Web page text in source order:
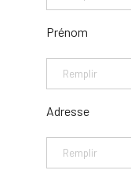
Prénom
Adresse